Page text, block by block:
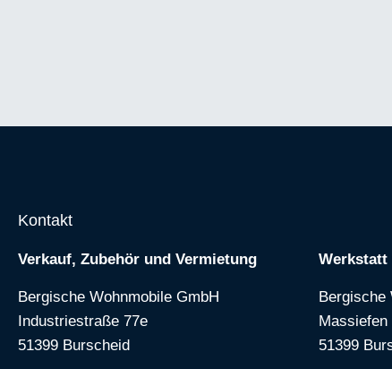
Kontakt
Verkauf, Zubehör und Vermietung
Bergische Wohnmobile GmbH
Industriestraße 77e
51399 Burscheid
Werkstatt
Bergische
Massiefen
51399